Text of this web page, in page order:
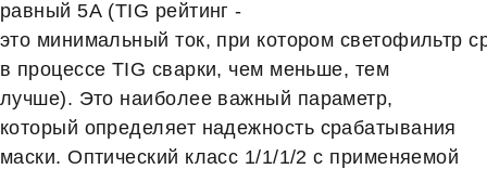
равный 5А (TIG рейтинг -
это минимальный ток, при котором светофильтр
в процессе TIG сварки, чем меньше, тем
лучше). Это наиболее важный параметр,
который определяет надежность срабатывания
маски. Оптический класс 1/1/1/2 с применяемой